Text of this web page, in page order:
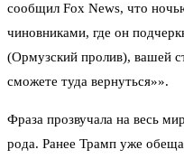
сообщил Fox News, что
чиновниками, где он
(Ормузский пролив), вашей
сможете туда вернуться»».
Фраза прозвучала на весь
рода. Ранее Трамп уже